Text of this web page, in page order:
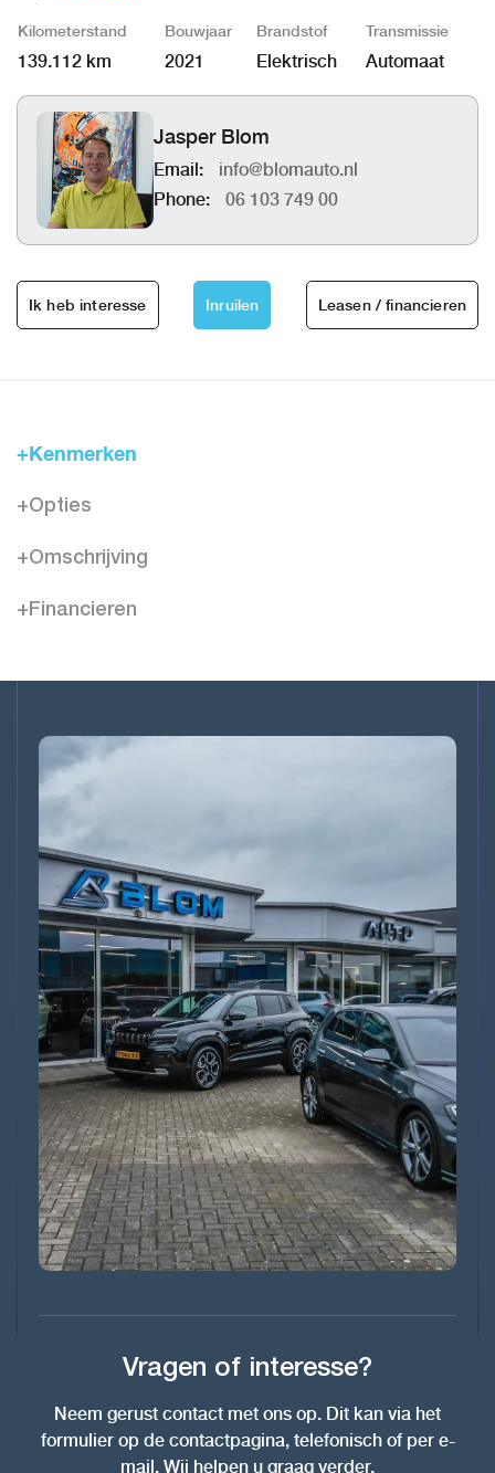
Kilometerstand
139.112 km
Bouwjaar
2021
Brandstof
Elektrisch
Transmissie
Automaat
Jasper Blom
Email:
info@blomauto.nl
Phone:
06 103 749 00
Ik heb interesse Inruilen Leasen / financieren
+Kenmerken
+Opties
+Omschrijving
+Financieren
Vragen of interesse?
Neem gerust contact met ons op. Dit kan via het
formulier op de contactpagina, telefonisch of per e-
mail. Wij helpen u graag verder.